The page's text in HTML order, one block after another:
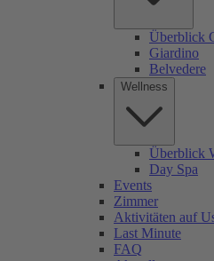
Überblick
Giardino
Belvedere
Wellness
Überblick
Day Spa
Events
Zimmer
Aktivitäten auf
Last Minute
FAQ